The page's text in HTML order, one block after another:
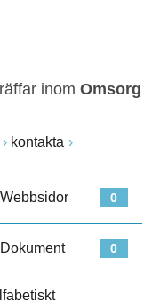
inom Omsorg
kontakta
0
Webbsidor
0
Dokument